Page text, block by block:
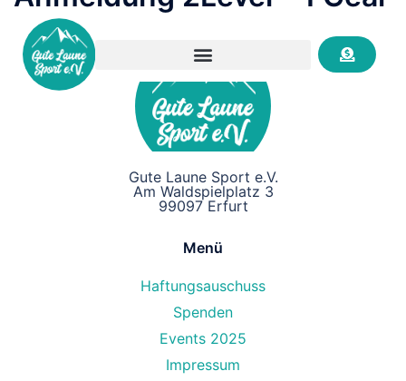
Gute Laune Sport e.V.
Am Waldspielplatz 3
99097 Erfurt
Menü
Haftungsauschuss
Spenden
Events 2025
Impressum